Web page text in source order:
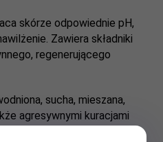
skórze odpowiednie pH,
Zawiera składniki
regenerującego
sucha, mieszana,
agresywnymi kuracjami
wymagająca silnego